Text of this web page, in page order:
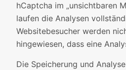
hCaptcha im „unsichtbaren
laufen die Analysen
Websitebesucher werden
hingewiesen, dass eine
Die Speicherung und